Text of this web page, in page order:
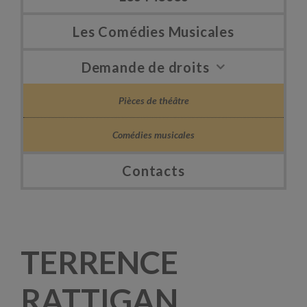
Les Comédies Musicales
Demande de droits
Pièces de théâtre
Comédies musicales
Contacts
TERRENCE